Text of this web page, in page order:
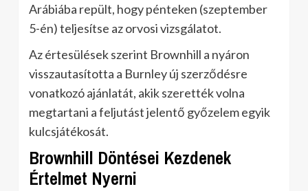
Arábiába repült, hogy pénteken (szeptember
5-én) teljesítse az orvosi vizsgálatot.
Az értesülések szerint Brownhill a nyáron
visszautasította a Burnley új szerződésre
vonatkozó ajánlatát, akik szerették volna
megtartani a feljutást jelentő győzelem egyik
kulcsjátékosát.
Brownhill Döntései Kezdenek
Értelmet Nyerni